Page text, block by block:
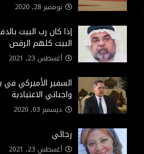
نوفمبر 28, 2020
إذا كان رب البيت
البيت كلهم الرقص
أغسطس 23, 2021
السفير الأميركي
واجباتي الاعتيادية
ديسمبر 03, 2020
رجائي
أغسطس 23, 2021